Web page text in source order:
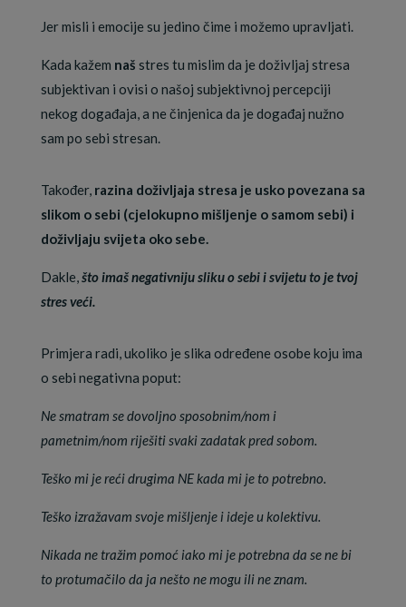
Jer misli i emocije su jedino čime i možemo upravljati.
Kada kažem naš stres tu mislim da je doživljaj stresa
subjektivan i ovisi o našoj subjektivnoj percepciji
nekog događaja, a ne činjenica da je događaj nužno
sam po sebi stresan.
Također, razina doživljaja stresa je usko povezana sa
slikom o sebi (cjelokupno mišljenje o samom sebi) i
doživljaju svijeta oko sebe.
Dakle,što imaš negativniju sliku o sebi i svijetu to je tvoj
stres veći.
Primjera radi, ukoliko je slika određene osobe koju ima
o sebi negativna poput:
Ne smatram se dovoljno sposobnim/nom i
pametnim/nom riješiti svaki zadatak pred sobom.
Teško mi je reći drugima NE kada mi je to potrebno.
Teško izražavam svoje mišljenje i ideje u kolektivu.
Nikada ne tražim pomoć iako mi je potrebna da se ne bi
to protumačilo da ja nešto ne mogu ili ne znam.